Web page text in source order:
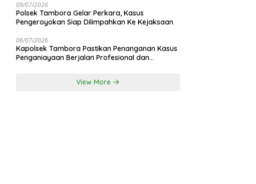
09/07/2026
Polsek Tambora Gelar Perkara, Kasus
Pengeroyokan Siap Dilimpahkan Ke Kejaksaan
06/07/2026
Kapolsek Tambora Pastikan Penanganan Kasus
Penganiayaan Berjalan Profesional dan
View More